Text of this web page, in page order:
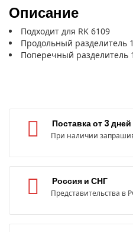
Описание
Подходит для RK 6109
Продольный разделитель 1
Поперечный разделитель
Поставка от 3 дней
При наличии
Россия и СНГ
Представительства в